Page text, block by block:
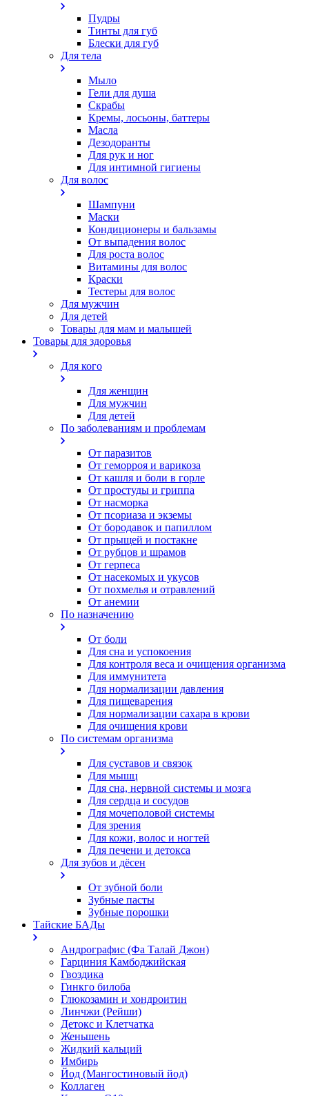
Пудры
Тинты для губ
Блески для губ
Для тела
Мыло
Гели для душа
Скрабы
Кремы, лосьоны, баттеры
Масла
Дезодоранты
Для рук и ног
Для интимной гигиены
Для волос
Шампуни
Маски
Кондиционеры и бальзамы
От выпадения волос
Для роста волос
Витамины для волос
Краски
Тестеры для волос
Для мужчин
Для детей
Товары для мам и малышей
Товары для здоровья
Для кого
Для женщин
Для мужчин
Для детей
По заболеваниям и проблемам
От паразитов
Oт геморроя и варикоза
От кашля и боли в горле
От простуды и гриппа
От насморка
Oт псориаза и экземы
От бородавок и папиллом
От прыщей и постакне
От рубцов и шрамов
От герпеса
От насекомых и укусов
От похмелья и отравлений
От анемии
По назначению
От боли
Для сна и успокоения
Для контроля веса и очищения организма
Для иммунитета
Для нормализации давления
Для пищеварения
Для нормализации сахара в крови
Для очищения крови
По системам организма
Для суставов и связок
Для мышц
Для сна, нервной системы и мозга
Для сердца и сосудов
Для мочеполовой системы
Для зрения
Для кожи, волос и ногтей
Для печени и детокса
Для зубов и дёсен
От зубной боли
Зубные пасты
Зубные порошки
Тайские БАДы
Андрографис (Фа Талай Джон)
Гарциния Камбоджийская
Гвоздика
Гинкго билоба
Глюкозамин и хондроитин
Линчжи (Рейши)
Детокс и Клетчатка
Женьшень
Жидкий кальций
Имбирь
Йод (Мангостиновый йод)
Коллаген